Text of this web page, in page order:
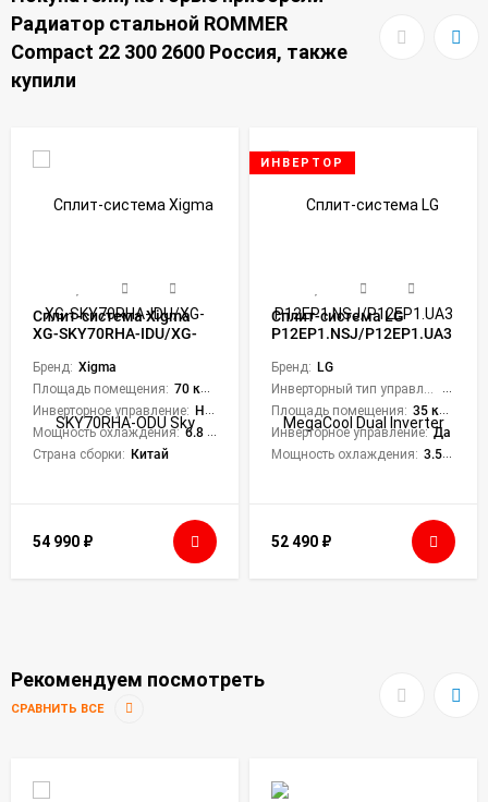
Радиатор стальной ROMMER
Compact 22 300 2600 Россия, также
купили
Сплит-система Xigma
XG-SKY70RHA-IDU/XG-
Бренд: Xigma
Площадь помещения: 70 кв. м.
Инверторное управление: Нет
Мощность охлаждения: 6.8 кВт
Страна сборки: Китай
54 990 ₽
ИНВЕРТОР
Сплит-система LG
P12EP1.NSJ/P12EP1.UA3
Бренд: LG
Инверторный тип управления:
Да
Площадь помещения: 35 кв. м.
Инверторное управление: Да
Мощность охлаждения: 3.52 кВт
52 490 ₽
Рекомендуем посмотреть
СРАВНИТЬ ВСЕ